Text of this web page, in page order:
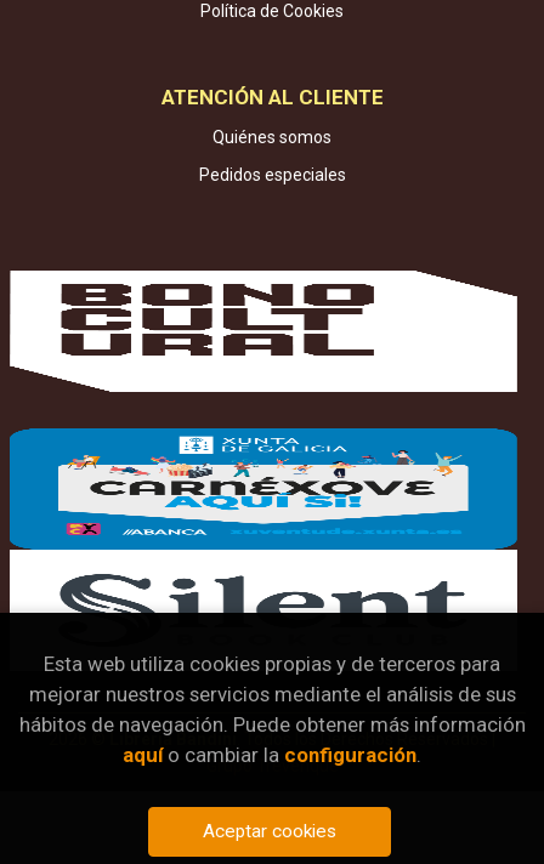
Política de Cookies
ATENCIÓN AL CLIENTE
Quiénes somos
Pedidos especiales
Librería Bandini
Grupo Trevenque
Esta web utiliza cookies propias y de terceros para
mejorar nuestros servicios mediante el análisis de sus
hábitos de navegación. Puede obtener más información
aquío cambiar la configuración.
Aceptar cookies